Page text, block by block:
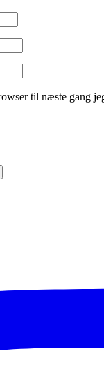
til næste gang